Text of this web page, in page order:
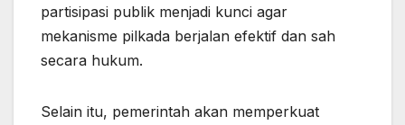
partisipasi publik menjadi kunci agar
mekanisme pilkada berjalan efektif dan sah
secara hukum.
Selain itu, pemerintah akan memperkuat